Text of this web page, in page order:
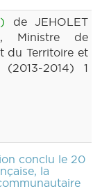
de JEHOLET
Ministre de
du Territoire et
2014) 1
conclu le 20
la